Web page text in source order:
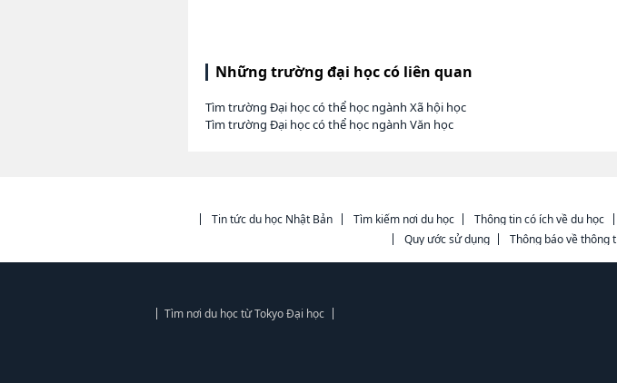
Những trường đại học có liên quan
Tìm trường Đại học có thể học ngành Xã hội học
Tìm trường Đại học có thể học ngành Văn học
Tin tức du học Nhật Bản Tìm kiếm nơi du học Thông tin có ích về du học
Quy ước sử dụng
Thông báo về thông
Tìm nơi du học từ Tokyo Đại học